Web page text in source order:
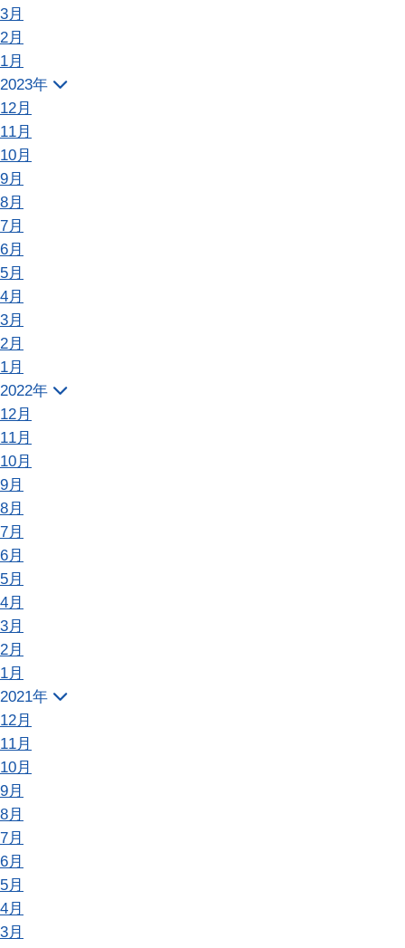
3月
2月
1月
2023年
12月
11月
10月
9月
8月
7月
6月
5月
4月
3月
2月
1月
2022年
12月
11月
10月
9月
8月
7月
6月
5月
4月
3月
2月
1月
2021年
12月
11月
10月
9月
8月
7月
6月
5月
4月
3月